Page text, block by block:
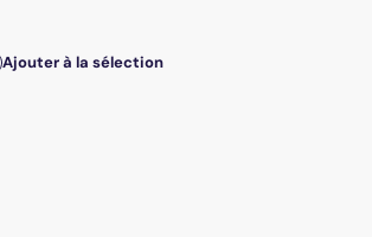
Ajouter à la sélection